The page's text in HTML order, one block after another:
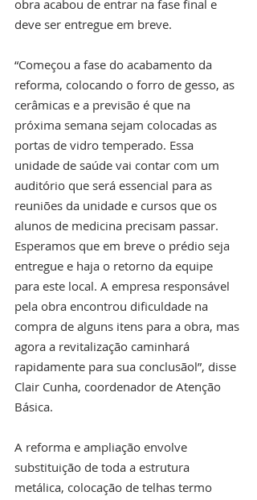
obra acabou de entrar na fase final e
deve ser entregue em breve.
“Começou a fase do acabamento da
reforma, colocando o forro de gesso, as
cerâmicas e a previsão é que na
próxima semana sejam colocadas as
portas de vidro temperado. Essa
unidade de saúde vai contar com um
auditório que será essencial para as
reuniões da unidade e cursos que os
alunos de medicina precisam passar.
Esperamos que em breve o prédio seja
entregue e haja o retorno da equipe
para este local. A empresa responsável
pela obra encontrou dificuldade na
compra de alguns itens para a obra, mas
agora a revitalização caminhará
rapidamente para sua conclusãol”, disse
Clair Cunha, coordenador de Atenção
Básica.
A reforma e ampliação envolve
substituição de toda a estrutura
metálica, colocação de telhas termo